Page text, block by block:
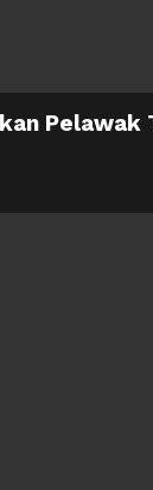
Pelawak